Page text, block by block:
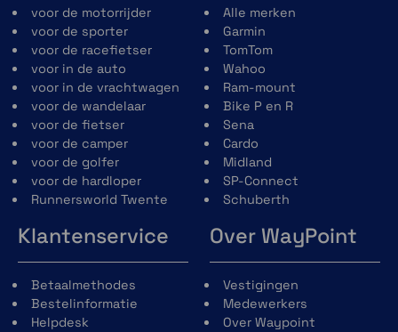
voor de motorrijder
voor de sporter
voor de racefietser
voor in de auto
voor in de vrachtwagen
voor de wandelaar
voor de fietser
voor de camper
voor de golfer
voor de hardloper
Runnersworld Twente
Alle merken
Garmin
TomTom
Wahoo
Ram-mount
Bike P en R
Sena
Cardo
Midland
SP-Connect
Schuberth
Klantenservice
Betaalmethodes
Bestelinformatie
Helpdesk
Over WayPoint
Vestigingen
Medewerkers
Over Waypoint